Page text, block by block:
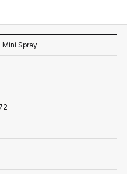
Mini Spray